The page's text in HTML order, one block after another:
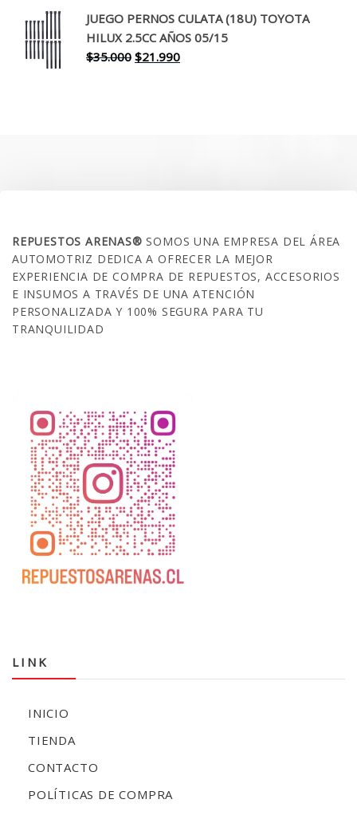
original
era:
$30.000.
actual
es:
$17.990.
JUEGO PERNOS CULATA (18U) TOYOTA
HILUX 2.5CC AÑOS 05/15
$35.000 El
$21.990El
REPUESTOS ARENAS®SOMOS UNA EMPRESA DEL ÁREA
AUTOMOTRIZ DEDICA A OFRECER LA MEJOR
EXPERIENCIA DE COMPRA DE REPUESTOS, ACCESORIOS
E INSUMOS A TRAVÉS DE UNA ATENCIÓN
PERSONALIZADA Y 100% SEGURA PARA TU
TRANQUILIDAD
LINK
INICIO
TIENDA
CONTACTO
POLÍTICAS DE COMPRA